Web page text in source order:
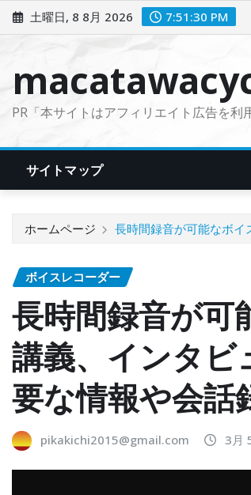
ン
土曜日, 8 8月 2026 7:51:32 PM
PR「本サイトはアフィリエイト広告を利
サイトマップ
ホームページ 長時間録音が可能なボ
ボイスレコーダー
長時間録音が
講義、インタ
要な情報や会話
pikakichi2015@gmail.com 3月